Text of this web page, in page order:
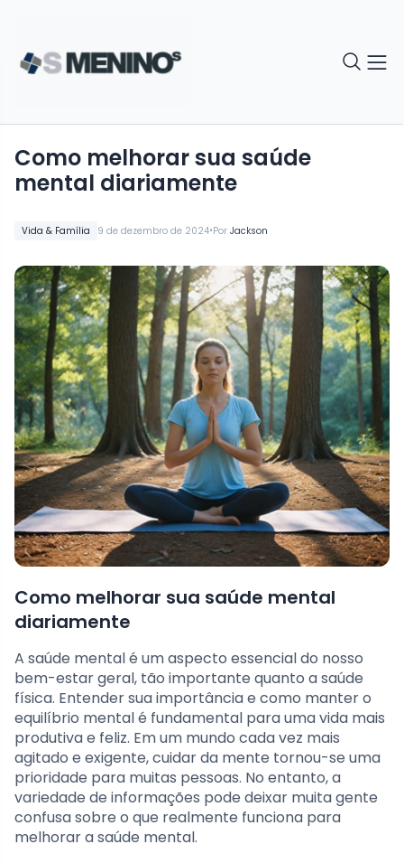
Vida & Família 9 de dezembro de 2024•Por Jackson
Como melhorar sua saúde
mental diariamente
Como melhorar sua saúde mental
diariamente
A saúde mental é um aspecto essencial do nosso
bem-estar geral, tão importante quanto a saúde
física. Entender sua importância e como manter o
equilíbrio mental é fundamental para uma vida mais
produtiva e feliz. Em um mundo cada vez mais
agitado e exigente, cuidar da mente tornou-se uma
prioridade para muitas pessoas. No entanto, a
variedade de informações pode deixar muita gente
confusa sobre o que realmente funciona para
melhorar a saúde mental.